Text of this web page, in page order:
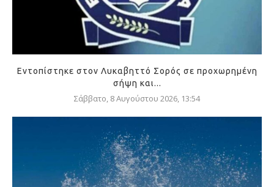
Εντοπίστηκε στον Λυκαβηττό Σορός σε προχωρημένη
σήψη και...
Σάββατο, 8 Αυγούστου 2026, 13:54